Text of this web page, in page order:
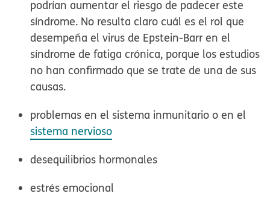
podrían aumentar el riesgo de padecer este
síndrome. No resulta claro cuál es el rol que
desempeña el virus de Epstein-Barr en el
síndrome de fatiga crónica, porque los estudios
no han confirmado que se trate de una de sus
causas.
problemas en el sistema inmunitario o en el
sistema nervioso
desequilibrios hormonales
estrés emocional